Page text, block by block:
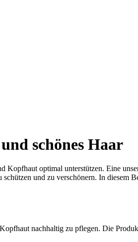
schönes Haar
Kopfhaut optimal unterstützen. Eine
und zu verschönern. In diesem
nachhaltig zu pflegen. Die